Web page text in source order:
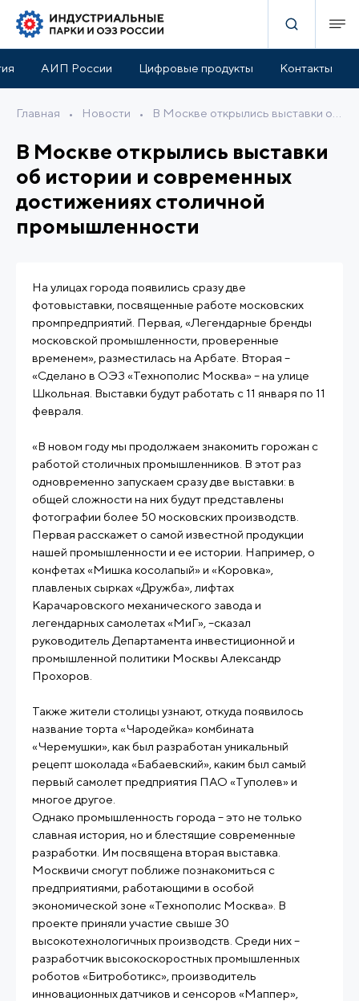
АИП России Цифровые продукты Контакты
Главная • Новости •
В Москве открылись выставки
об истории и современных
достижениях столичной
промышленности
На улицах города появились сразу две
фотовыставки, посвященные работе московских
промпредприятий. Первая, «Легендарные бренды
московской промышленности, проверенные
временем», разместилась на Арбате. Вторая –
«Сделано в ОЭЗ «Технополис Москва» – на улице
Школьная. Выставки будут работать с 11 января по 11
февраля.
«В новом году мы продолжаем знакомить горожан с
работой столичных промышленников. В этот раз
одновременно запускаем сразу две выставки: в
общей сложности на них будут представлены
фотографии более 50 московских производств.
Первая расскажет о самой известной продукции
нашей промышленности и ее истории. Например, о
конфетах «Мишка косолапый» и «Коровка»,
плавленых сырках «Дружба», лифтах
Карачаровского механического завода и
легендарных самолетах «МиГ», –сказал
руководитель Департамента инвестиционной и
промышленной политики Москвы Александр
Прохоров.
Также жители столицы узнают, откуда появилось
название торта «Чародейка» комбината
«Черемушки», как был разработан уникальный
рецепт шоколада «Бабаевский», каким был самый
первый самолет предприятия ПАО «Туполев» и
многое другое.
Однако промышленность города – это не только
славная история, но и блестящие современные
разработки. Им посвящена вторая выставка.
Москвичи смогут поближе познакомиться с
предприятиями, работающими в особой
экономической зоне «Технополис Москва». В
проекте приняли участие свыше 30
высокотехнологичных производств. Среди них –
разработчик высокоскоростных промышленных
роботов «Битроботикс», производитель
инновационных датчиков и сенсоров «Маппер»,